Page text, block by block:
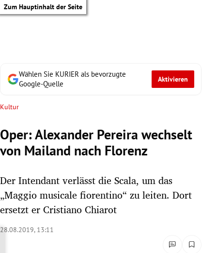
Zum Hauptinhalt der Seite
Untermenü
Wählen Sie KURIER als bevorzugte
Google-Quelle
Aktivieren
Kultur
Oper: Alexander Pereira wechselt
von Mailand nach Florenz
Der Intendant verlässt die Scala, um das
„Maggio musicale fiorentino“ zu leiten. Dort
ersetzt er Cristiano Chiarot
28.08.2019, 13:11